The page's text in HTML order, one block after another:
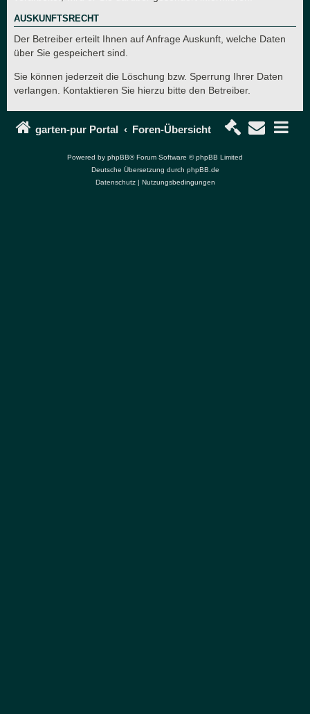
AUSKUNFTSRECHT
Der Betreiber erteilt Ihnen auf Anfrage Auskunft, welche Daten
über Sie gespeichert sind.
Sie können jederzeit die Löschung bzw. Sperrung Ihrer Daten
verlangen. Kontaktieren Sie hierzu bitte den Betreiber.
garten-pur Portal Foren-Übersicht
Powered by phpBB® Forum Software © phpBB Limited
Deutsche Übersetzung durch phpBB.de
Datenschutz| Nutzungsbedingungen